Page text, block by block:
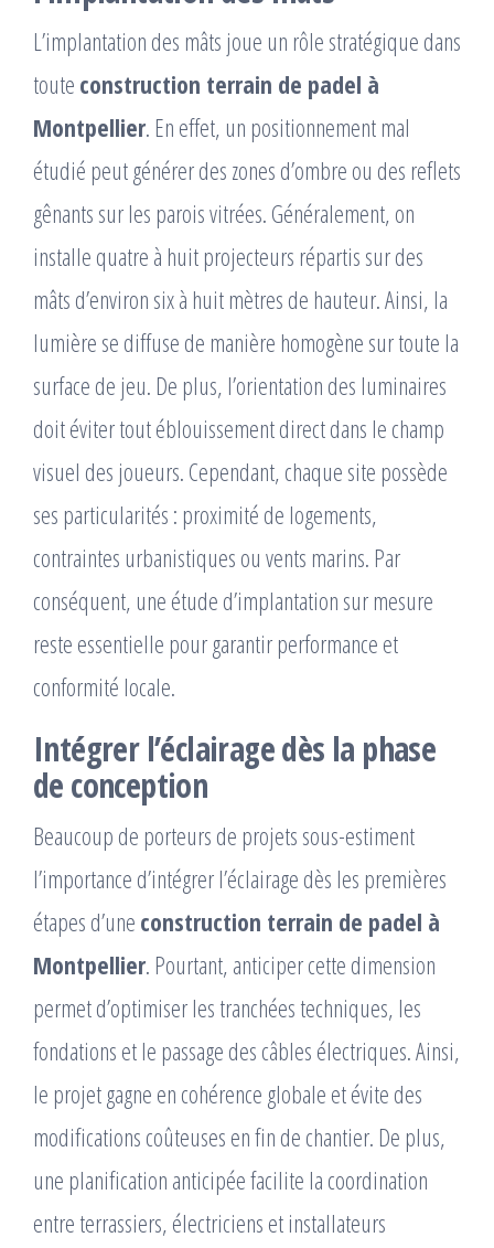
L’implantation des mâts joue un rôle stratégique dans
toute construction terrain de padel à
Montpellier. En effet, un positionnement mal
étudié peut générer des zones d’ombre ou des reflets
gênants sur les parois vitrées. Généralement, on
installe quatre à huit projecteurs répartis sur des
mâts d’environ six à huit mètres de hauteur. Ainsi, la
lumière se diffuse de manière homogène sur toute la
surface de jeu. De plus, l’orientation des luminaires
doit éviter tout éblouissement direct dans le champ
visuel des joueurs. Cependant, chaque site possède
ses particularités : proximité de logements,
contraintes urbanistiques ou vents marins. Par
conséquent, une étude d’implantation sur mesure
reste essentielle pour garantir performance et
conformité locale.
Intégrer l’éclairage dès la phase
de conception
Beaucoup de porteurs de projets sous-estiment
l’importance d’intégrer l’éclairage dès les premières
étapes d’une construction terrain de padel à
Montpellier. Pourtant, anticiper cette dimension
permet d’optimiser les tranchées techniques, les
fondations et le passage des câbles électriques. Ainsi,
le projet gagne en cohérence globale et évite des
modifications coûteuses en fin de chantier. De plus,
une planification anticipée facilite la coordination
entre terrassiers, électriciens et installateurs